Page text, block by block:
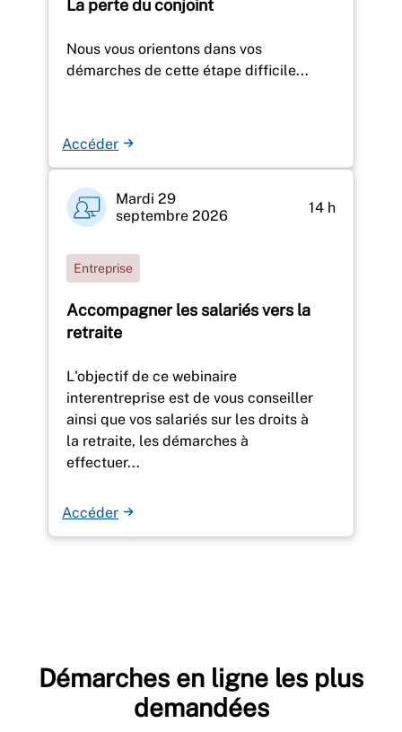
La perte du conjoint
Nous vous orientons dans vos
démarches de cette étape difficile...
Accéder
Accompagner les salariés vers la
retraite
Mardi 29
septembre 2026
14 h
Entreprise
L'objectif de ce webinaire
interentreprise est de vous conseiller
ainsi que vos salariés sur les droits à
la retraite, les démarches à
effectuer...
Accéder
Démarches en ligne les plus
demandées